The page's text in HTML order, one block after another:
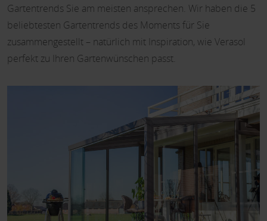
Gartentrends Sie am meisten ansprechen. Wir haben die 5
beliebtesten Gartentrends des Moments für Sie
zusammengestellt – natürlich mit Inspiration, wie Verasol
perfekt zu Ihren Gartenwünschen passt.